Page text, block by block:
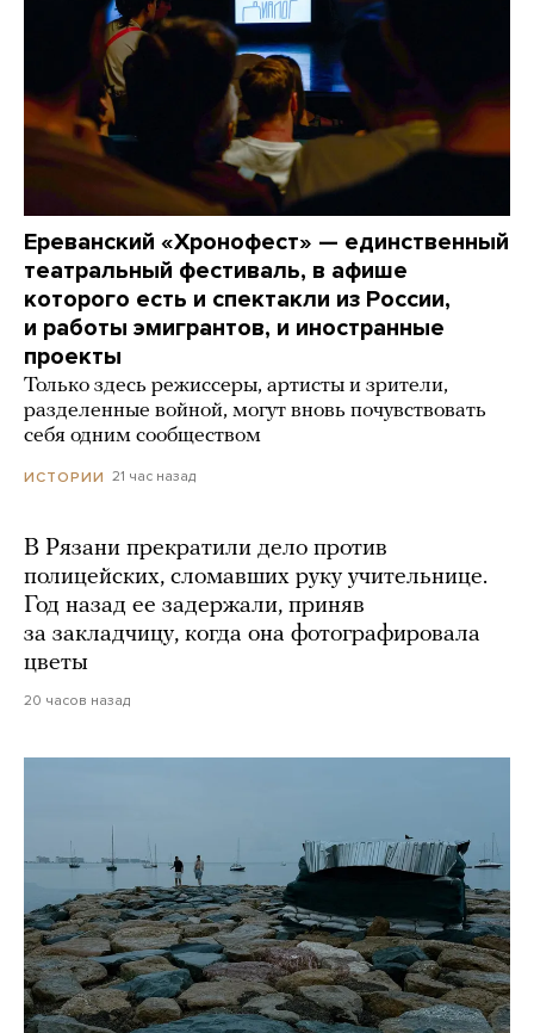
Ереванский «Хронофест» — единственный
театральный фестиваль, в афише
которого есть и спектакли из России,
и работы эмигрантов, и иностранные
проекты
Только здесь режиссеры, артисты и зрители,
разделенные войной, могут вновь почувствовать
себя одним сообществом
ИСТОРИИ 21 час назад
В Рязани прекратили дело против
полицейских, сломавших руку учительнице.
Год назад ее задержали, приняв
за закладчицу, когда она фотографировала
цветы
20 часов назад